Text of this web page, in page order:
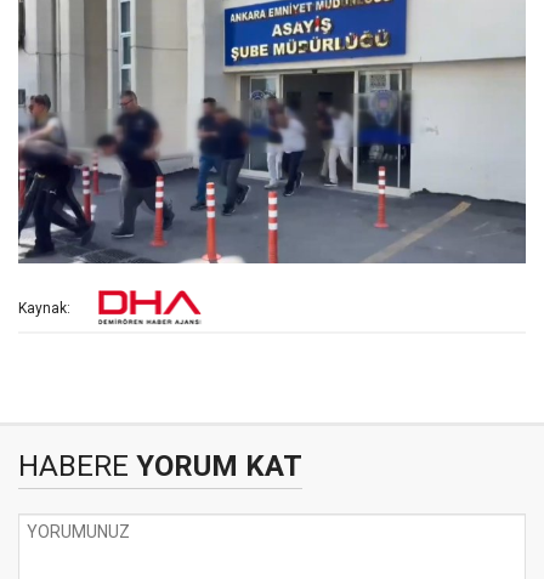
Kaynak:
HABERE YORUM KAT